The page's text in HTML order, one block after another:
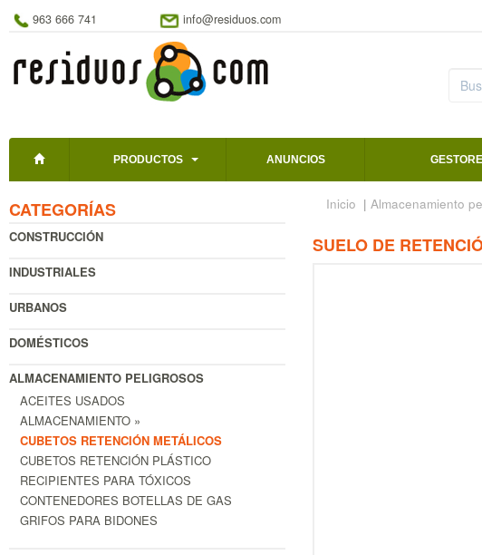
963 666 741 info@residuos.com
PRODUCTOS ANUNCIOS
CATEGORÍAS
CONSTRUCCIÓN
INDUSTRIALES
URBANOS
DOMÉSTICOS
ALMACENAMIENTO PELIGROSOS
ACEITES USADOS
ALMACENAMIENTO »
CUBETOS RETENCIÓN METÁLICOS
CUBETOS RETENCIÓN PLÁSTICO
RECIPIENTES PARA TÓXICOS
CONTENEDORES BOTELLAS DE GAS
GRIFOS PARA BIDONES
Inicio | Almacenamiento
SUELO DE